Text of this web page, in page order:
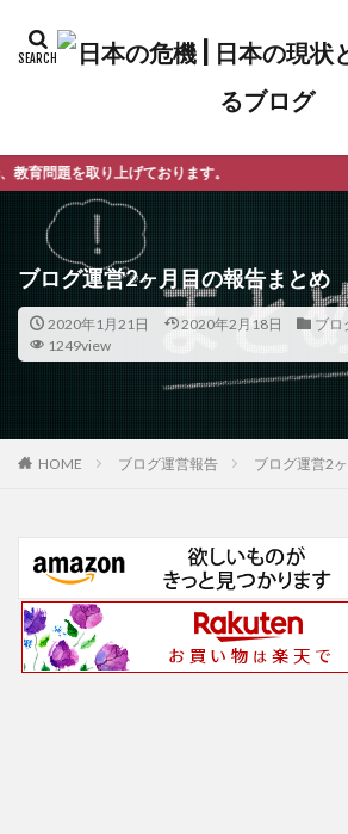
おります。
ブログ運営2ヶ月目の報告まとめ
2020年1月21日 2020年2月18日
ブロ
1249view
HOME ブログ運営報告 ブログ運営2